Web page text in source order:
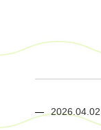
2026.04.02